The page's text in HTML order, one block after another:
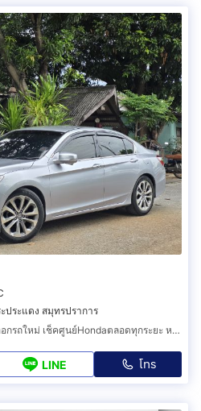
ประแดง สมุทรปราการ
จัดราคาพิเศษ รถบ้านแท้แท้เทริน์ออกรถใหม่ เช็คศูนย์Hondaตลอดทุกระยะ หาอยู่ไม่ผิดหวัง Honda Accord gen9 minorchange
LINE โทร